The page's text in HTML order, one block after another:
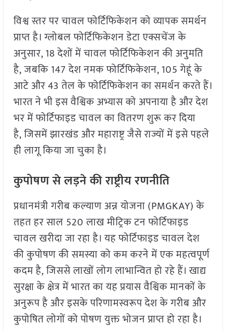
विश्व स्तर पर चावल फोर्टिफिकेशन को व्यापक समर्थन
प्राप्त है। ग्लोबल फोर्टिफिकेशन डेटा एक्सचेंज के
अनुसार, 18 देशों में चावल फोर्टिफिकेशन की अनुमति
है, जबकि 147 देश नमक फोर्टिफिकेशन, 105 गेहूं के
आटे और 43 तेल के फोर्टिफिकेशन का समर्थन करते हैं।
भारत ने भी इस वैश्विक अभ्यास को अपनाया है और देश
भर में फोर्टिफाइड चावल का वितरण शुरू कर दिया
है, जिसमें झारखंड और महाराष्ट्र जैसे राज्यों में इसे पहले
ही लागू किया जा चुका है।
कुपोषण से लड़ने की राष्ट्रीय रणनीति
प्रधानमंत्री गरीब कल्याण अन्न योजना (PMGKAY) के
तहत हर साल 520 लाख मीट्रिक टन फोर्टिफाइड
चावल खरीदा जा रहा है। यह फोर्टिफाइड चावल देश
की कुपोषण की समस्या को कम करने में एक महत्वपूर्ण
कदम है, जिससे लाखों लोग लाभान्वित हो रहे हैं। खाद्य
सुरक्षा के क्षेत्र में भारत का यह प्रयास वैश्विक मानकों के
अनुरूप है और इसके परिणामस्वरूप देश के गरीब और
कुपोषित लोगों को पोषण युक्त भोजन प्राप्त हो रहा है।